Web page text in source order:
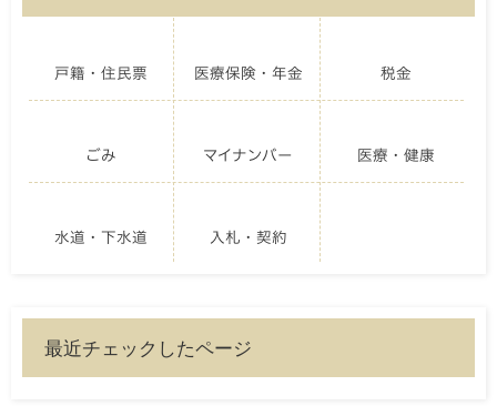
戸籍・住民票 医療保険・年金 税金
ごみ マイナンバー 医療・健康
水道・下水道 入札・契約
最近チェックしたページ